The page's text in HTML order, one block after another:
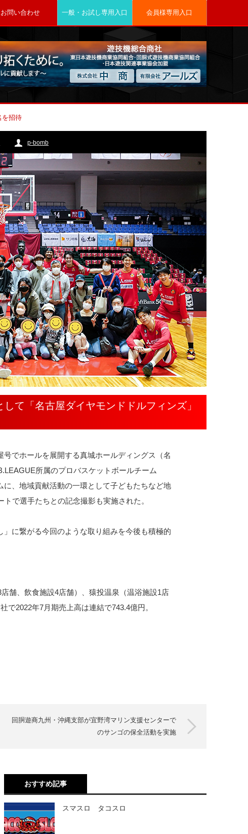
お問い合わせ 一般・お試し専用入口 会員様専用入口
を招待
p-bomb
て「名古屋ダイヤモンドドルフィンズ」
でホールを展開する真城ホールディングス（名
所属のプロバスケットボールチーム
に、地域貢献活動の一環として子どもたちなど地
で選手たちとの記念撮影も実施された。
に繋がる今回のような取り組みを今後も積極的
舗、飲食施設4店舗）、猿投温泉（温浴施設1店
で2022年7月期売上高は連結で743.4億円。
回胴遊商九州・沖縄支部が宜野湾マリン支援センターで
のサンゴの保全活動を実施
おすすめ記事
スマスロ タコスロ